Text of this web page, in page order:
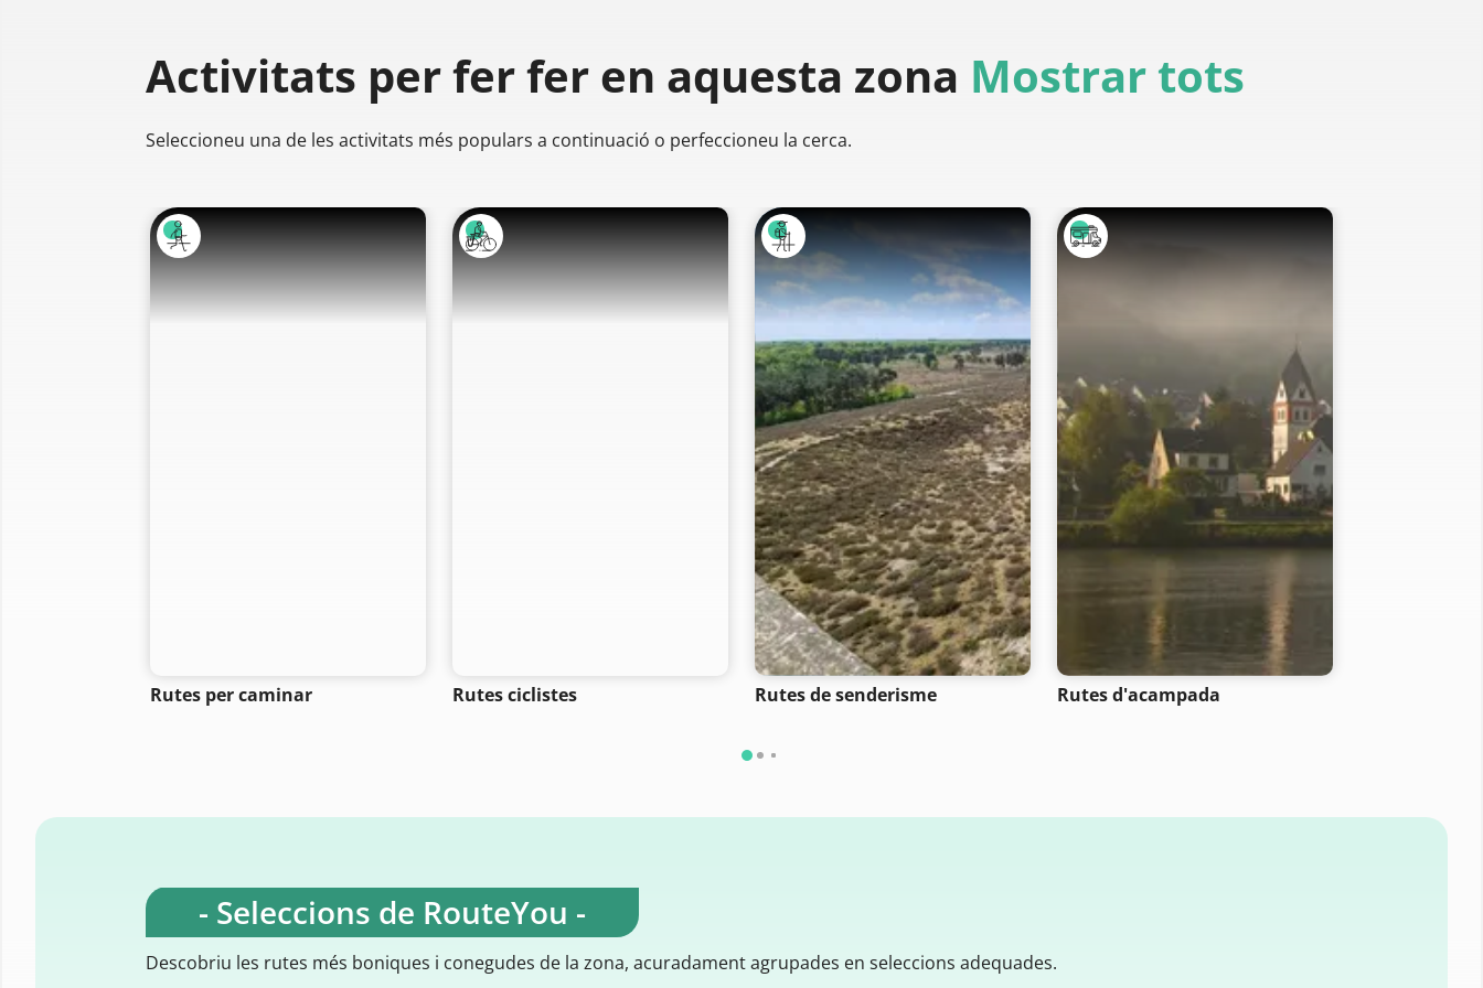
Activitats per ferfer en aquesta zona Mostrar tots
Seleccioneu una de les activitats més populars a continuació o perfeccioneu la cerca.
Rutes per caminar Rutes ciclistes Rutes de senderisme Rutes d'acampada
- Seleccions de RouteYou -
Descobriu les rutes més boniques i conegudes de la zona, acuradament agrupades en seleccions adequades.